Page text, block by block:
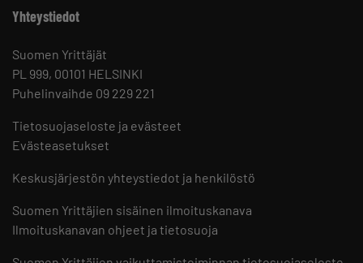
Yhteystiedot
Suomen Yrittäjät
PL 999, 00101 HELSINKI
Puhelinvaihde 09 229 221
Tietosuojaseloste ja evästeet
Evästeasetukset
Keskusjärjestön yhteystiedot ja henkilöstö
Suomen Yrittäjien sisäinen ilmoituskanava
Ilmoituskanavan ohjeet ja tietosuoja